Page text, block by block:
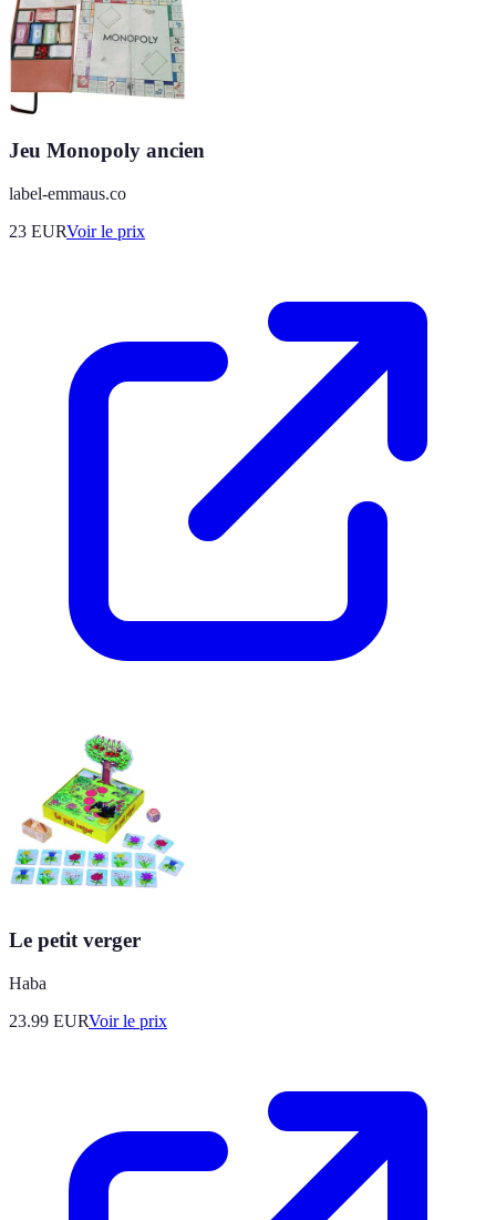
Jeu Monopoly ancien
label-emmaus.co
23 EURVoir le prix
Le petit verger
Haba
23.99 EURVoir le prix